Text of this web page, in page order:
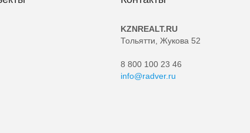
KZNREALT.RU
Тольятти, Жукова 52
8 800 100 23 46
info@radver.ru